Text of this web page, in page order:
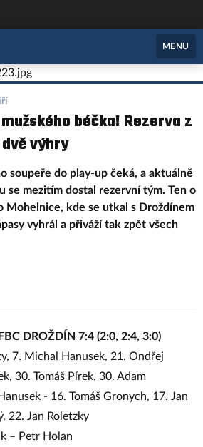
MENU
béčka! Rezerva z
výhry
soupeře do play-up čeká, a aktuálně
se mezitím dostal rezervní tým. Ten o
Mohelnice, kde se utkal s Droždínem
vyhrál a přiváží tak zpět všech
DROŽDÍN 7:4 (2:0, 2:4, 3:0)
7. Michal Hanusek, 21. Ondřej
30. Tomáš Pírek, 30. Adam
- 16. Tomáš Gronych, 17. Jan
22. Jan Roletzky
– Petr Holan